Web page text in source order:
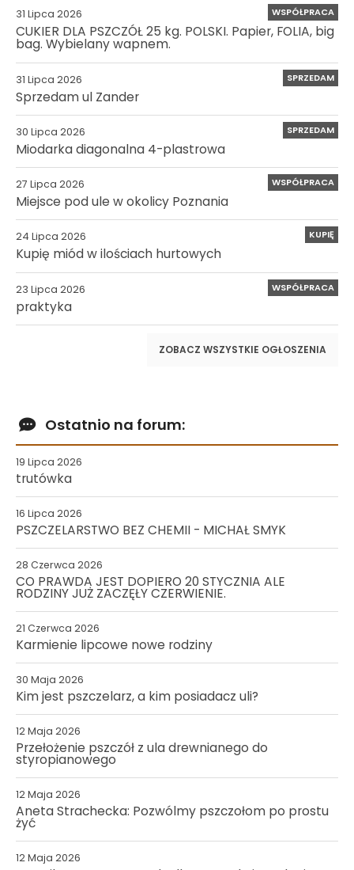
31 Lipca 2026 WSPÓŁPRACA
CUKIER DLA PSZCZÓŁ 25 kg. POLSKI. Papier, FOLIA, big
bag. Wybielany wapnem.
31 Lipca 2026 SPRZEDAM
Sprzedam ul Zander
30 Lipca 2026 SPRZEDAM
Miodarka diagonalna 4-plastrowa
27 Lipca 2026 WSPÓŁPRACA
Miejsce pod ule w okolicy Poznania
24 Lipca 2026 KUPIĘ
Kupię miód w ilościach hurtowych
23 Lipca 2026 WSPÓŁPRACA
praktyka
ZOBACZ WSZYSTKIE OGŁOSZENIA
Ostatnio na forum:
19 Lipca 2026
trutówka
16 Lipca 2026
PSZCZELARSTWO BEZ CHEMII - MICHAŁ SMYK
28 Czerwca 2026
CO PRAWDA JEST DOPIERO 20 STYCZNIA ALE
RODZINY JUŻ ZACZĘŁY CZERWIENIE.
21 Czerwca 2026
Karmienie lipcowe nowe rodziny
30 Maja 2026
Kim jest pszczelarz, a kim posiadacz uli?
12 Maja 2026
Przełożenie pszczół z ula drewnianego do
styropianowego
12 Maja 2026
Aneta Strachecka: Pozwólmy pszczołom po prostu
żyć
12 Maja 2026